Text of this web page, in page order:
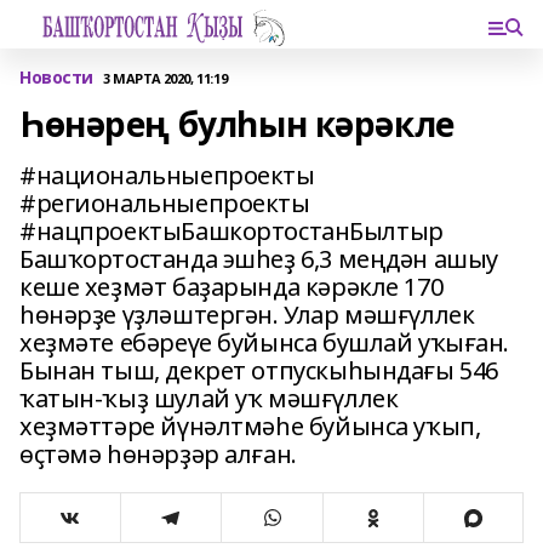
Новости 3 МАРТА 2020, 11:19
Һөнәрең булһын кәрәкле
#национальныепроекты
#региональныепроекты
#нацпроектыБашкортостанБылтыр
Башҡортостанда эшһеҙ 6,3 меңдән ашыу
кеше хеҙмәт баҙарында кәрәкле 170
һөнәрҙе үҙләштергән. Улар мәшғүллек
хеҙмәте ебәреүе буйынса бушлай уҡыған.
Бынан тыш, декрет отпускыһындағы 546
ҡатын-ҡыҙ шулай уҡ мәшғүллек
хеҙмәттәре йүнәлтмәһе буйынса уҡып,
өҫтәмә һөнәрҙәр алған.